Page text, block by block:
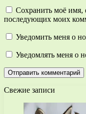
Сохранить моё имя,
последующих моих
Уведомить меня о
Уведомлять меня о
Свежие записи